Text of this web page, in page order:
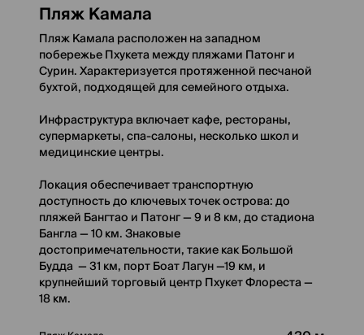
Пляж Камала
Пляж Камала расположен на западном
побережье Пхукета между пляжами Патонг и
Сурин. Характеризуется протяженной песчаной
бухтой, подходящей для семейного отдыха.
Инфраструктура включает кафе, рестораны,
супермаркеты, спа-салоны, несколько школ и
медицинские центры.
Локация обеспечивает транспортную
доступность до ключевых точек острова: до
пляжей Бангтао и Патонг — 9 и 8 км, до стадиона
Бангла — 10 км. Знаковые
достопримечательности, такие как Большой
Будда — 31 км, порт Боат Лагун —19 км, и
крупнейший торговый центр Пхукет Флореста —
18 км.